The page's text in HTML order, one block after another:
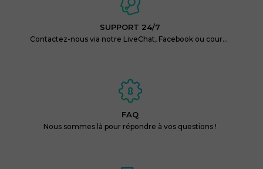
SUPPORT 24/7
Contactez-nous via notre LiveChat, Facebook ou courriel.
FAQ
Nous sommes là pour répondre à vos questions !